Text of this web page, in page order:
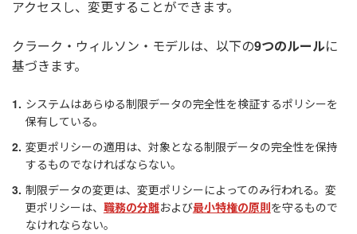
アクセスし、変更することができます。
クラーク・ウィルソン・モデルは、以下の9つのルールに
基づきます。
システムはあらゆる制限データの完全性を検証するポリシーを
保有している。
変更ポリシーの適用は、対象となる制限データの完全性を保持
するものでなければならない。
制限データの変更は、変更ポリシーによってのみ行われる。変
更ポリシーは、 職務の分離および最小特権の原則を守るもので
なけれならない。